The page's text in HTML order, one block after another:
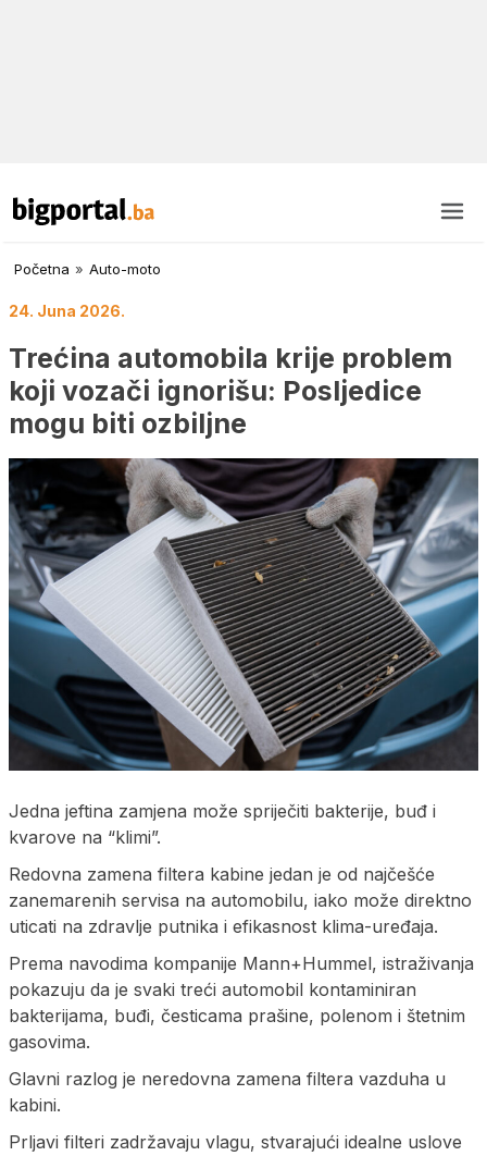
Početna » Auto-moto
24. Juna 2026.
Trećina automobila krije problem
koji vozači ignorišu: Posljedice
mogu biti ozbiljne
Jedna jeftina zamjena može spriječiti bakterije, buđ i
kvarove na “klimi”.
Redovna zamena filtera kabine jedan je od najčešće
zanemarenih servisa na automobilu, iako može direktno
uticati na zdravlje putnika i efikasnost klima-uređaja.
Prema navodima kompanije Mann+Hummel, istraživanja
pokazuju da je svaki treći automobil kontaminiran
bakterijama, buđi, česticama prašine, polenom i štetnim
gasovima.
Glavni razlog je neredovna zamena filtera vazduha u
kabini.
Prljavi filteri zadržavaju vlagu, stvarajući idealne uslove